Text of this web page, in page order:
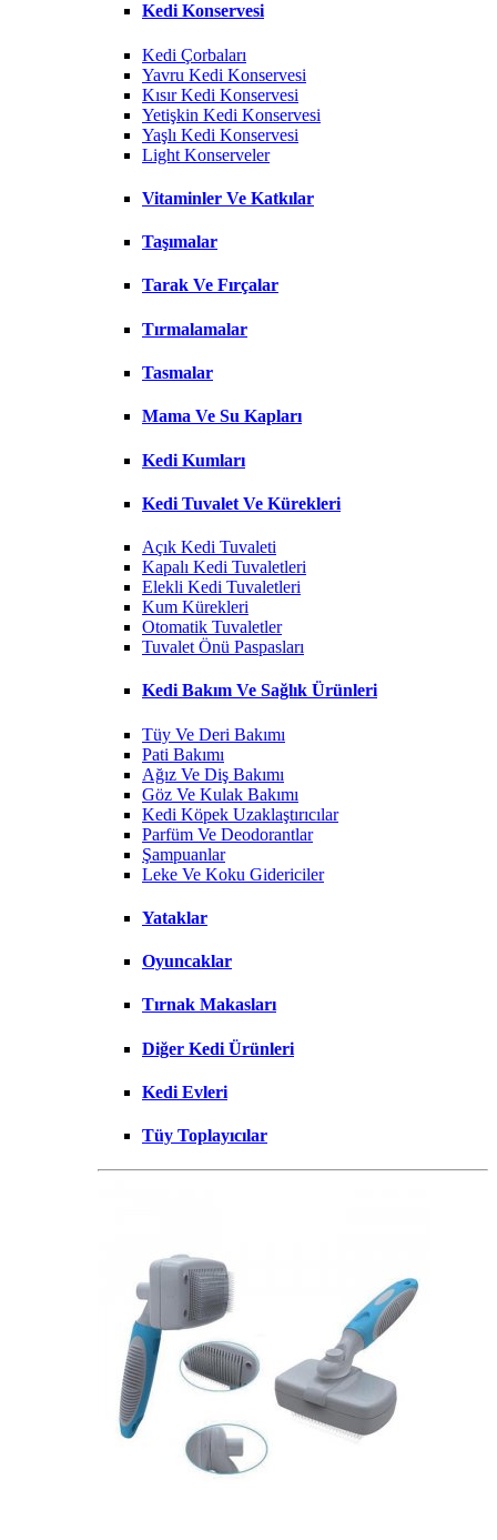
Kedi Konservesi
Kedi Çorbaları
Yavru Kedi Konservesi
Kısır Kedi Konservesi
Yetişkin Kedi Konservesi
Yaşlı Kedi Konservesi
Light Konserveler
Vitaminler Ve Katkılar
Taşımalar
Tarak Ve Fırçalar
Tırmalamalar
Tasmalar
Mama Ve Su Kapları
Kedi Kumları
Kedi Tuvalet Ve Kürekleri
Açık Kedi Tuvaleti
Kapalı Kedi Tuvaletleri
Elekli Kedi Tuvaletleri
Kum Kürekleri
Otomatik Tuvaletler
Tuvalet Önü Paspasları
Kedi Bakım Ve Sağlık Ürünleri
Tüy Ve Deri Bakımı
Pati Bakımı
Ağız Ve Diş Bakımı
Göz Ve Kulak Bakımı
Kedi Köpek Uzaklaştırıcılar
Parfüm Ve Deodorantlar
Şampuanlar
Leke Ve Koku Gidericiler
Yataklar
Oyuncaklar
Tırnak Makasları
Diğer Kedi Ürünleri
Kedi Evleri
Tüy Toplayıcılar